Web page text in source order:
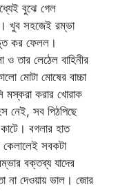
বুঝে গেল
খুব সহজেই রম্ভা
কর ফেলল।
তার লেঠেল বাহিনীর
মোটা মোষের বাচ্চা
মস্করা করার খোরাক
নেই, সব পিঠপিছে
বগলার হাত
কেলালেই সবকটা
বক্তব্য যাদের
না দেওয়ায় ভাল। জোর